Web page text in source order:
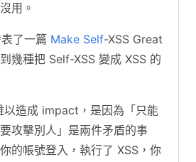
用。
了一篇 Make Self-XSS Great
幾種把 Self-XSS 變成 XSS 的
以造成 impact，是因為「只能
攻擊別人」是兩件矛盾的事
的帳號登入，執行了 XSS，你